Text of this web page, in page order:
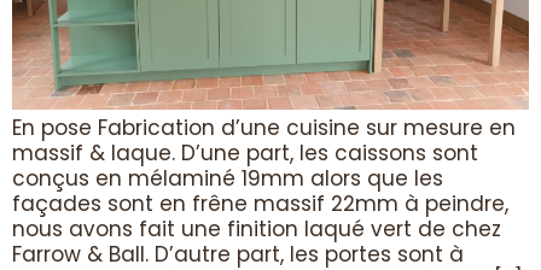
En pose Fabrication d’une cuisine sur mesure en
massif & laque. D’une part, les caissons sont
conçus en mélaminé 19mm alors que les
façades sont en frêne massif 22mm à peindre,
nous avons fait une finition laqué vert de chez
Farrow & Ball. D’autre part, les portes sont à